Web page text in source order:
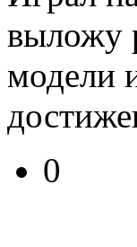
выложу
модели
0